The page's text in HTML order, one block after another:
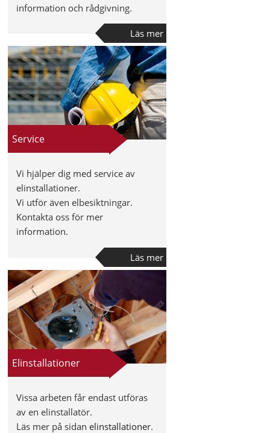
information och rådgivning.
Läs mer
Service
Vi hjälper dig med service av
elinstallationer.
Vi utför även elbesiktningar.
Kontakta oss för mer
information.
Läs mer
Elinstallationer
Vissa arbeten får endast utföras
av en elinstallatör.
Läs mer på sidan elinstallationer.